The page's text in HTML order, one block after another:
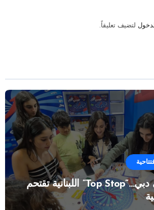
لتضيف تعليقاً.
من بيروت إلى دبي…”Top Stop” اللبنانية تقتحم